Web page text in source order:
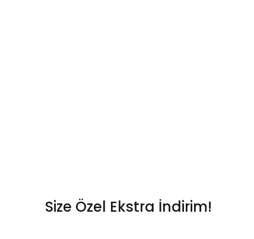
Size Özel Ekstra İndirim!